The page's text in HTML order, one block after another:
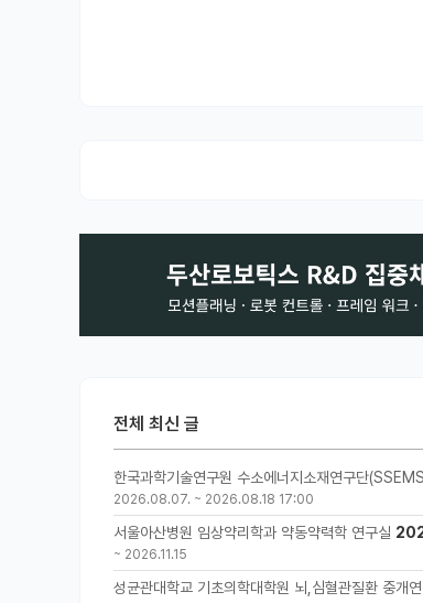
전체 최신 글
한국과학기술연구원 수소에너지소재연구단
2026.08.07. ~ 2026.08.18 17:00
서울아산병원 임상약리학과 약동약력학 연구실
~ 2026.11.15
성균관대학교 기초의학대학원 뇌,심혈관질환 중개